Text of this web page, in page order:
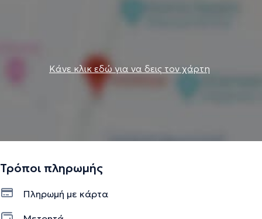
Κάνε κλικ εδώ για να δεις τον χάρτη
Τρόποι πληρωμής
Πληρωμή με κάρτα